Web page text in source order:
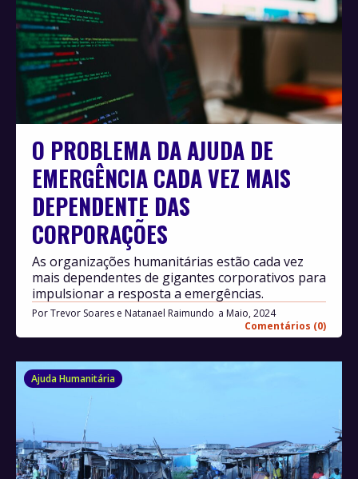
O PROBLEMA DA AJUDA DE
EMERGÊNCIA CADA VEZ MAIS
DEPENDENTE DAS
CORPORAÇÕES
PorTrevor Soares e Natanael Raimundo
Maio, 2024
Comentários (0)
As organizações humanitárias estão cada vez
mais dependentes de gigantes corporativos para
impulsionar a resposta a emergências.
Ajuda Humanitária